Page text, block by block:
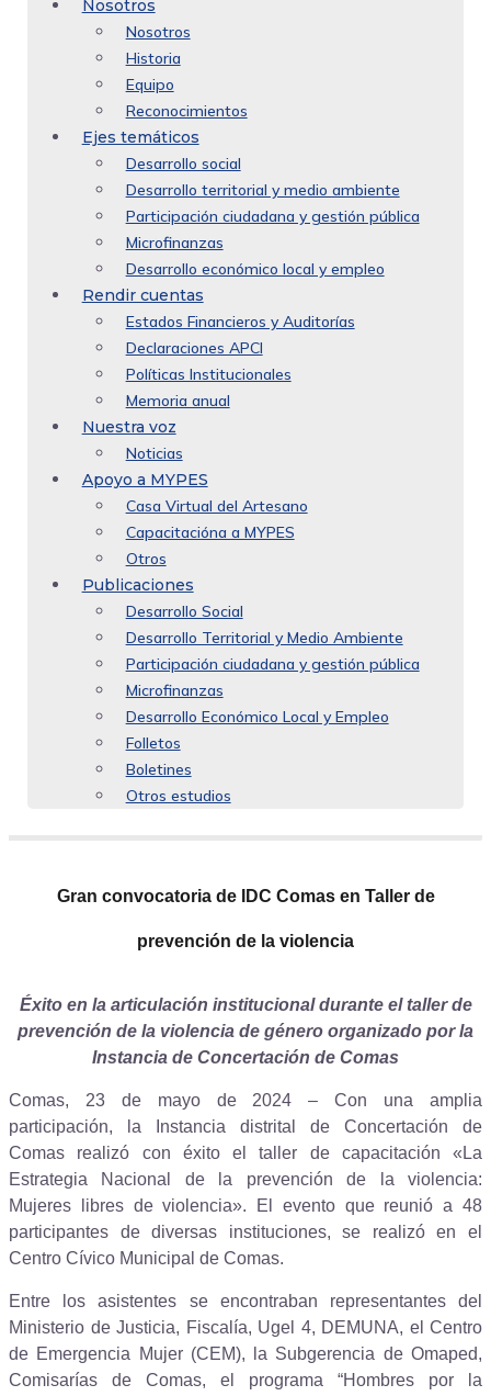
Nosotros
Nosotros
Historia
Equipo
Reconocimientos
Ejes temáticos
Desarrollo social
Desarrollo territorial y medio ambiente
Participación ciudadana y gestión pública
Microfinanzas
Desarrollo económico local y empleo
Rendir cuentas
Estados Financieros y Auditorías
Declaraciones APCI
Políticas Institucionales
Memoria anual
Nuestra voz
Noticias
Apoyo a MYPES
Casa Virtual del Artesano
Capacitacióna a MYPES
Otros
Publicaciones
Desarrollo Social
Desarrollo Territorial y Medio Ambiente
Participación ciudadana y gestión pública
Microfinanzas
Desarrollo Económico Local y Empleo
Folletos
Boletines
Otros estudios
Gran convocatoria de IDC Comas en Taller de
prevención de la violencia
Éxito en la articulación institucional durante el taller de
prevención de la violencia de género organizado por la
Instancia de Concertación de Comas
Comas, 23 de mayo de 2024 – Con una amplia
participación, la Instancia distrital de Concertación de
Comas realizó con éxito el taller de capacitación «La
Estrategia Nacional de la prevención de la violencia:
Mujeres libres de violencia». El evento que reunió a 48
participantes de diversas instituciones, se realizó en el
Centro Cívico Municipal de Comas.
Entre los asistentes se encontraban representantes del
Ministerio de Justicia, Fiscalía, Ugel 4, DEMUNA, el Centro
de Emergencia Mujer (CEM), la Subgerencia de Omaped,
Comisarías de Comas, el programa “Hombres por la